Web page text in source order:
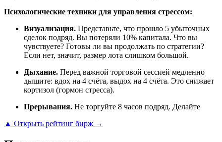
Психологические техники для управления стрессом:
Визуализация. Представьте, что прошло 5 убыточных
сделок подряд. Вы потеряли 10% капитала. Что вы
чувствуете? Готовы ли вы продолжать по стратегии?
Если нет, значит, размер лота слишком большой.
Дыхание. Перед важной торговой сессией медленно
дышите: вдох на 4 счёта, выдох на 4 счёта. Это снижает
кортизол (гормон стресса).
Прерывания. Не торгуйте 8 часов подряд. Делайте
▲ Открыть рейтинг бирж →